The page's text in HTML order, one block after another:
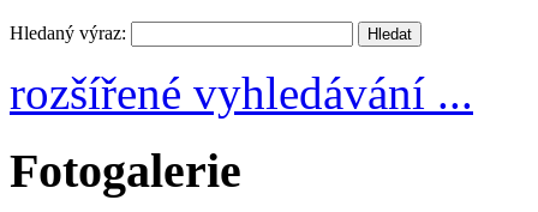
Hledaný výraz:
rozšířené vyhledávání ...
Fotogalerie